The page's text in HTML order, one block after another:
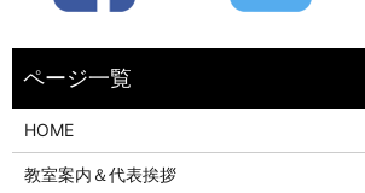
HOME
教室案内＆代表挨拶